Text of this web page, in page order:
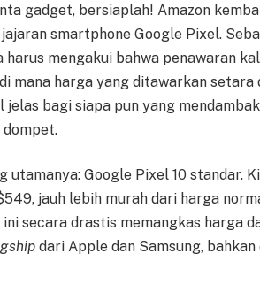
gadget, bersiaplah! Amazon
smartphone Google Pixel.
harus mengakui bahwa penawaran
mana harga yang ditawarkan
jelas bagi siapa pun yang
dompet.
Google Pixel 10 standar.
jauh lebih murah dari harga
ini secara drastis memangkas harga
dari Apple dan Samsung,